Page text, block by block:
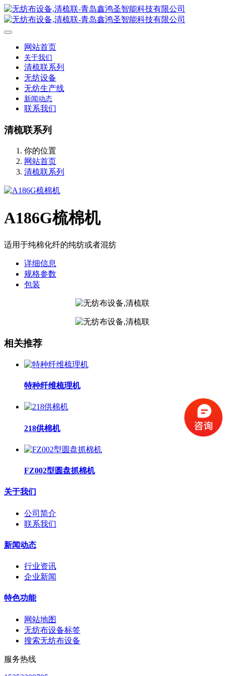
网站首页
关于我们
清梳联系列
无纺设备
无纺生产线
新闻动态
联系我们
清梳联系列
你的位置
网站首页
清梳联系列
A186G梳棉机
适用于纯棉化纤的纯纺或者混纺
详细信息
规格参数
包装
相关推荐
特种纤维梳理机
218供棉机
FZ002型圆盘抓棉机
关于我们
公司简介
联系我们
新闻动态
行业资讯
企业新闻
特色功能
网站地图
无纺布设备标签
搜索无纺布设备
服务热线